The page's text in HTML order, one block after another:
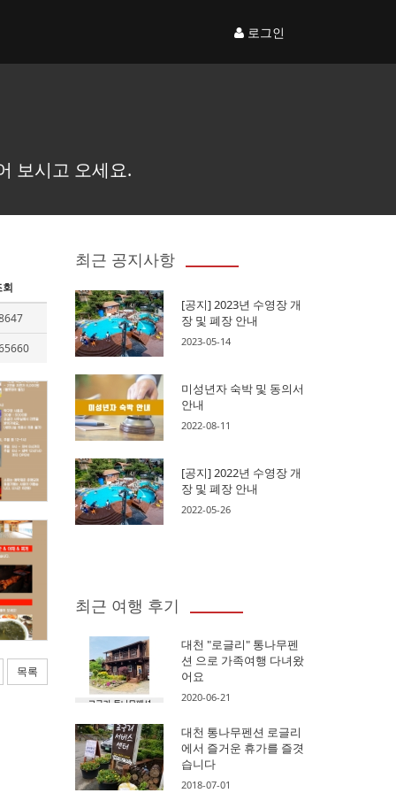
로그인
보시고 오세요.
목록
최근 공지사항
[공지] 2023년 수영장 개
장 및 폐장 안내
2023-05-14
미성년자 숙박 및 동의서
안내
2022-08-11
[공지] 2022년 수영장 개
장 및 폐장 안내
2022-05-26
최근 여행 후기
대천 "로글리" 통나무펜
션 으로 가족여행 다녀왔
어요
2020-06-21
대천 통나무펜션 로글리
에서 즐거운 휴가를 즐겻
습니다
2018-07-01